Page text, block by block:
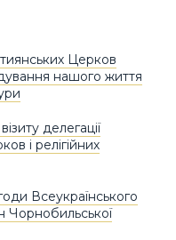
Церков
нашого життя
делегації
і релігійних
Всеукраїнського
Чорнобильської